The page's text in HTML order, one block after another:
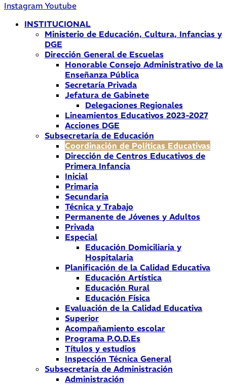
Instagram Youtube
INSTITUCIONAL
Ministerio de Educación, Cultura, Infancias y
DGE
Dirección General de Escuelas
Honorable Consejo Administrativo de la
Enseñanza Pública
Secretaría Privada
Jefatura de Gabinete
Delegaciones Regionales
Lineamientos Educativos 2023-2027
Acciones DGE
Subsecretaría de Educación
Coordinación de Políticas Educativas
Dirección de Centros Educativos de
Primera Infancia
Inicial
Primaria
Secundaria
Técnica y Trabajo
Permanente de Jóvenes y Adultos
Privada
Especial
Educación Domiciliaria y
Hospitalaria
Planificación de la Calidad Educativa
Educación Artística
Educación Rural
Educación Física
Evaluación de la Calidad Educativa
Superior
Acompañamiento escolar
Programa P.O.D.Es
Títulos y estudios
Inspección Técnica General
Subsecretaría de Administración
Administración